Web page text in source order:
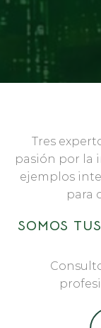
Tres
pasión por la
ejemplos
para
SOMOS